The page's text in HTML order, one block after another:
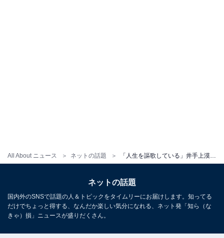
All About ニュース ネットの話題
ネットの話題
国内外のSNSで話題の人＆トピックをタイムリーにお届けします。知ってる
だけでちょっと得する、なんだか楽しい気分になれる、ネット発「知ら（な
きゃ）損」ニュースが盛りだくさん。